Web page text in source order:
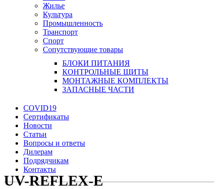
Жилье
Культура
Промышленность
Транспорт
Спорт
Сопутствующие товары
БЛОКИ ПИТАНИЯ
КОНТРОЛЬНЫЕ ЩИТЫ
МОНТАЖНЫЕ КОМПЛЕКТЫ
ЗАПАСНЫЕ ЧАСТИ
COVID19
Сертификаты
Новости
Статьи
Вопросы и ответы
Дилерам
Подрядчикам
Контакты
UV-REFLEX-E